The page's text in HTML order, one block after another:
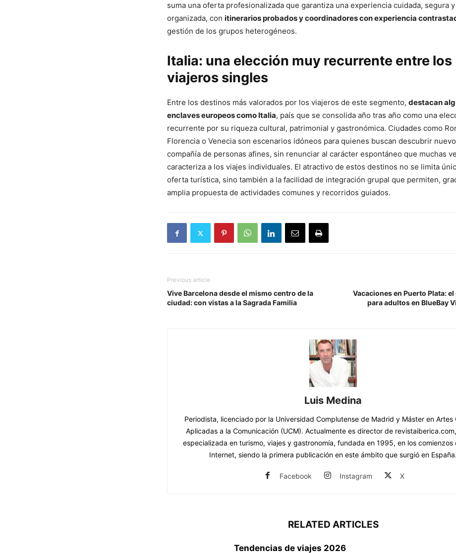
suma una oferta profesionalizada que garantiza una experiencia cuidada, segura
organizada, con itinerarios probados y coordinadores con experiencia
gestión de los grupos heterogéneos.
Italia: una elección muy recurrente entre los
viajeros singles
Entre los destinos más valorados por los viajeros de este segmento, destacan
enclaves europeos como Italia, país que se consolida año tras año como una
recurrente por su riqueza cultural, patrimonial y gastronómica. Ciudades como
Florencia o Venecia son escenarios idóneos para quienes buscan descubrir
compañía de personas afines, sin renunciar al carácter espontáneo que muchas
caracteriza a los viajes individuales. El atractivo de estos destinos no se limita
oferta turística, sino también a la facilidad de integración grupal que permiten,
amplia propuesta de actividades comunes y recorridos guiados.
Previous article
Vive Barcelona desde el mismo centro de la
ciudad: con vistas a la Sagrada Familia
Vacaciones en Puerto Plata:
para adultos en BlueBay
Luis Medina
Periodista, licenciado por la Universidad Complutense de Madrid y Máster en Artes
Aplicadas a la Comunicación (UCM). Actualmente es director de
especializada en turismo, viajes y gastronomía, fundada en 1995, en los comienzos
Internet, siendo la primera publicación en este ámbito que surgió en España.
Facebook Instagram X
RELATED ARTICLES
Tendencias de viajes 2026